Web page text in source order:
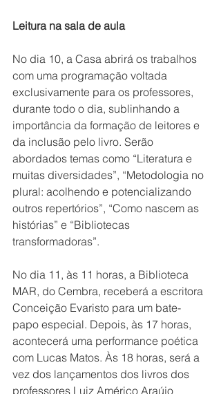
Leitura na sala de aula
No dia 10, a Casa abrirá os trabalhos
com uma programação voltada
exclusivamente para os professores,
durante todo o dia, sublinhando a
importância da formação de leitores e
da inclusão pelo livro. Serão
abordados temas como “Literatura e
muitas diversidades”, “Metodologia no
plural: acolhendo e potencializando
outros repertórios”, “Como nascem as
histórias” e “Bibliotecas
transformadoras”.
No dia 11, às 11 horas, a Biblioteca
MAR, do Cembra, receberá a escritora
Conceição Evaristo para um bate-
papo especial. Depois, às 17 horas,
acontecerá uma performance poética
com Lucas Matos. Às 18 horas, será a
vez dos lançamentos dos livros dos
professores Luiz Américo Araújo